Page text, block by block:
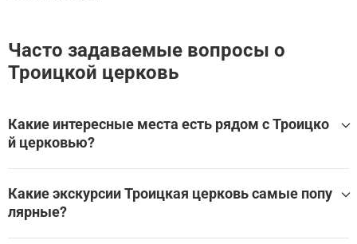
Часто задаваемые вопросы о
Троицкой церковь
Какие интересные места есть рядом с Троицко
й церковью?
множества других великолепных мест.
Эти экскурсии охватывают Троицкую церковь и другие
Какие экскурсии Троицкая церковь самые попу
лярные?